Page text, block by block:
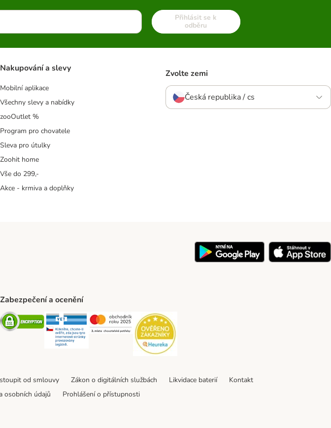
Přihlásit se k
odběru
Nakupování a slevy
Mobilní aplikace
Všechny slevy a nabídky
zooOutlet %
Program pro chovatele
Sleva pro útulky
Zoohit home
Vše do 299,-
Akce - krmiva a doplňky
Zvolte zemi
Česká republika / cs
Zabezpečení a ocenění
Security Security Security
od smlouvy Zákon o digitálních službách Likvidace baterií
Kontakt
osobních údajů Prohlášení o přístupnosti